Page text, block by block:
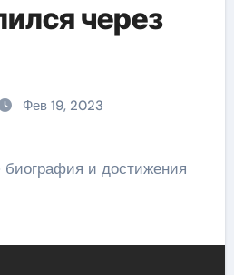
через
Фев 19, 2023